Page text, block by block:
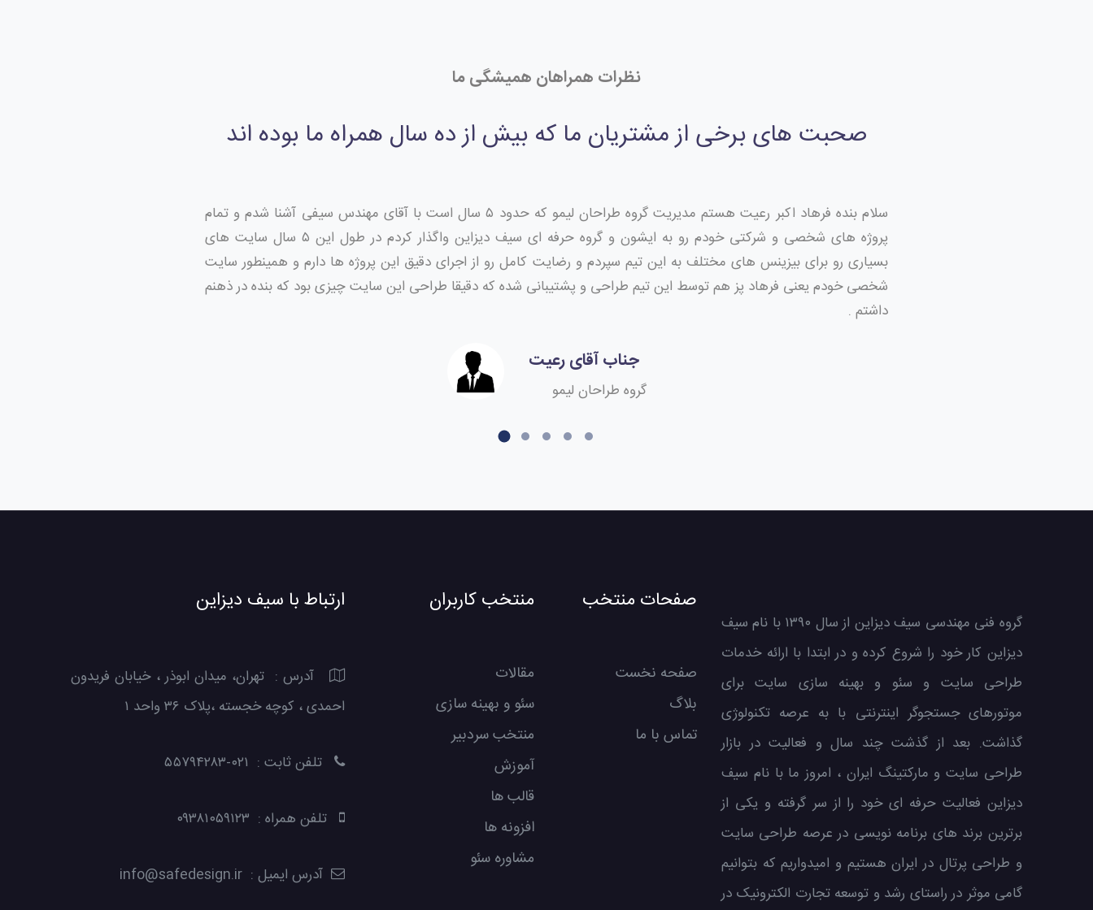
نظرات همراهان همیشگی ما
صحبت های برخی از مشتریان ما که بیش از ده سال همراه ما بوده اند
سلام بنده فرهاد اکبر رعیت هستم مدیریت گروه طراحان لیمو که حدود ۵ سال است با آقای مهندس سیفی آشنا شدم و تمام
پروژه های شخصی و شرکتی خودم رو به ایشون و گروه حرفه ای سیف دیزاین واگذار کردم در طول این ۵ سال سایت های
بسیاری رو برای بیزینس های مختلف به این تیم سپردم و رضایت کامل رو از اجرای دقیق این پروژه ها دارم و همینطور سایت
شخصی خودم یعنی فرهاد پز هم توسط این تیم طراحی و پشتیبانی شده که دقیقا طراحی این سایت چیزی بود که بنده در ذهنم
داشتم .
جناب آقای رعیت
گروه طراحان لیمو
ارتباط با سیف دیزاین
آدرس : تهران، میدان ابوذر ، خیابان فریدون
احمدی ، کوچه خجسته ،پلاک ۳۶ واحد ۱
تلفن ثابت : ۰۲۱-۵۵۷۹۴۲۸۳
تلفن همراه : ۰۹۳۸۱۰۵۹۱۲۳
آدرس ایمیل : info@safedesign.ir
منتخب کاربران
مقالات
سئو و بهینه سازی
منتخب سردبیر
آموزش
قالب ها
افزونه ها
مشاوره سئو
صفحات منتخب
صفحه نخست
بلاگ
تماس با ما
گروه فنی مهندسی سیف دیزاین از سال ۱۳۹۰ با نام سیف
دیزاین کار خود را شروع کرده و در ابتدا با ارائه خدمات
طراحی سایت و سئو و بهینه سازی سایت برای
موتورهای جستجوگر اینترنتی با به عرصه تکنولوژی
گذاشت. بعد از گذشت چند سال و فعالیت در بازار
طراحی سایت و مارکتینگ ایران ، امروز ما با نام سیف
دیزاین فعالیت حرفه ای خود را از سر گرفته و یکی از
برترین برند های برنامه نویسی در عرصه طراحی سایت
و طراحی پرتال در ایران هستیم و امیدواریم که بتوانیم
گامی موثر در راستای رشد و توسعه تجارت الکترونیک در